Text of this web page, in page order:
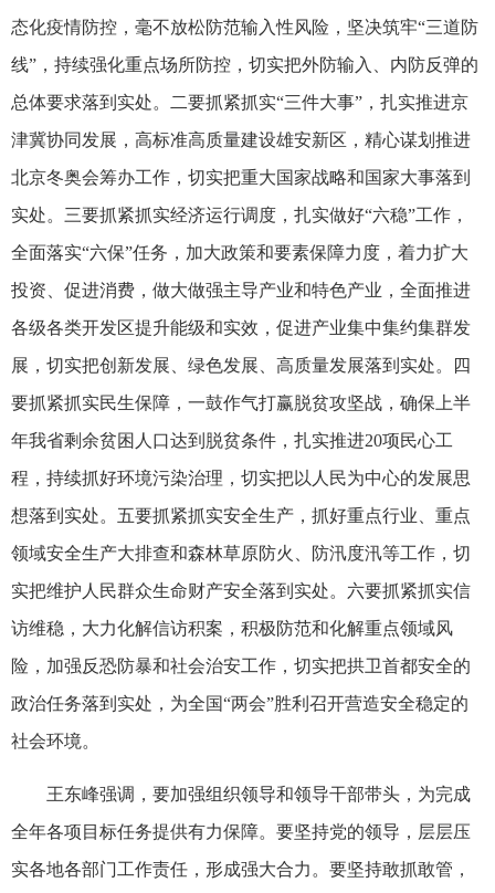
态化疫情防控，毫不放松防范输入性风险，坚决筑牢“三道防
线”，持续强化重点场所防控，切实把外防输入、内防反弹的
总体要求落到实处。二要抓紧抓实“三件大事”，扎实推进京
津冀协同发展，高标准高质量建设雄安新区，精心谋划推进
北京冬奥会筹办工作，切实把重大国家战略和国家大事落到
实处。三要抓紧抓实经济运行调度，扎实做好“六稳”工作，
全面落实“六保”任务，加大政策和要素保障力度，着力扩大
投资、促进消费，做大做强主导产业和特色产业，全面推进
各级各类开发区提升能级和实效，促进产业集中集约集群发
展，切实把创新发展、绿色发展、高质量发展落到实处。四
要抓紧抓实民生保障，一鼓作气打赢脱贫攻坚战，确保上半
年我省剩余贫困人口达到脱贫条件，扎实推进20项民心工
程，持续抓好环境污染治理，切实把以人民为中心的发展思
想落到实处。五要抓紧抓实安全生产，抓好重点行业、重点
领域安全生产大排查和森林草原防火、防汛度汛等工作，切
实把维护人民群众生命财产安全落到实处。六要抓紧抓实信
访维稳，大力化解信访积案，积极防范和化解重点领域风
险，加强反恐防暴和社会治安工作，切实把拱卫首都安全的
政治任务落到实处，为全国“两会”胜利召开营造安全稳定的
社会环境。
王东峰强调，要加强组织领导和领导干部带头，为完成
全年各项目标任务提供有力保障。要坚持党的领导，层层压
实各地各部门工作责任，形成强大合力。要坚持敢抓敢管，